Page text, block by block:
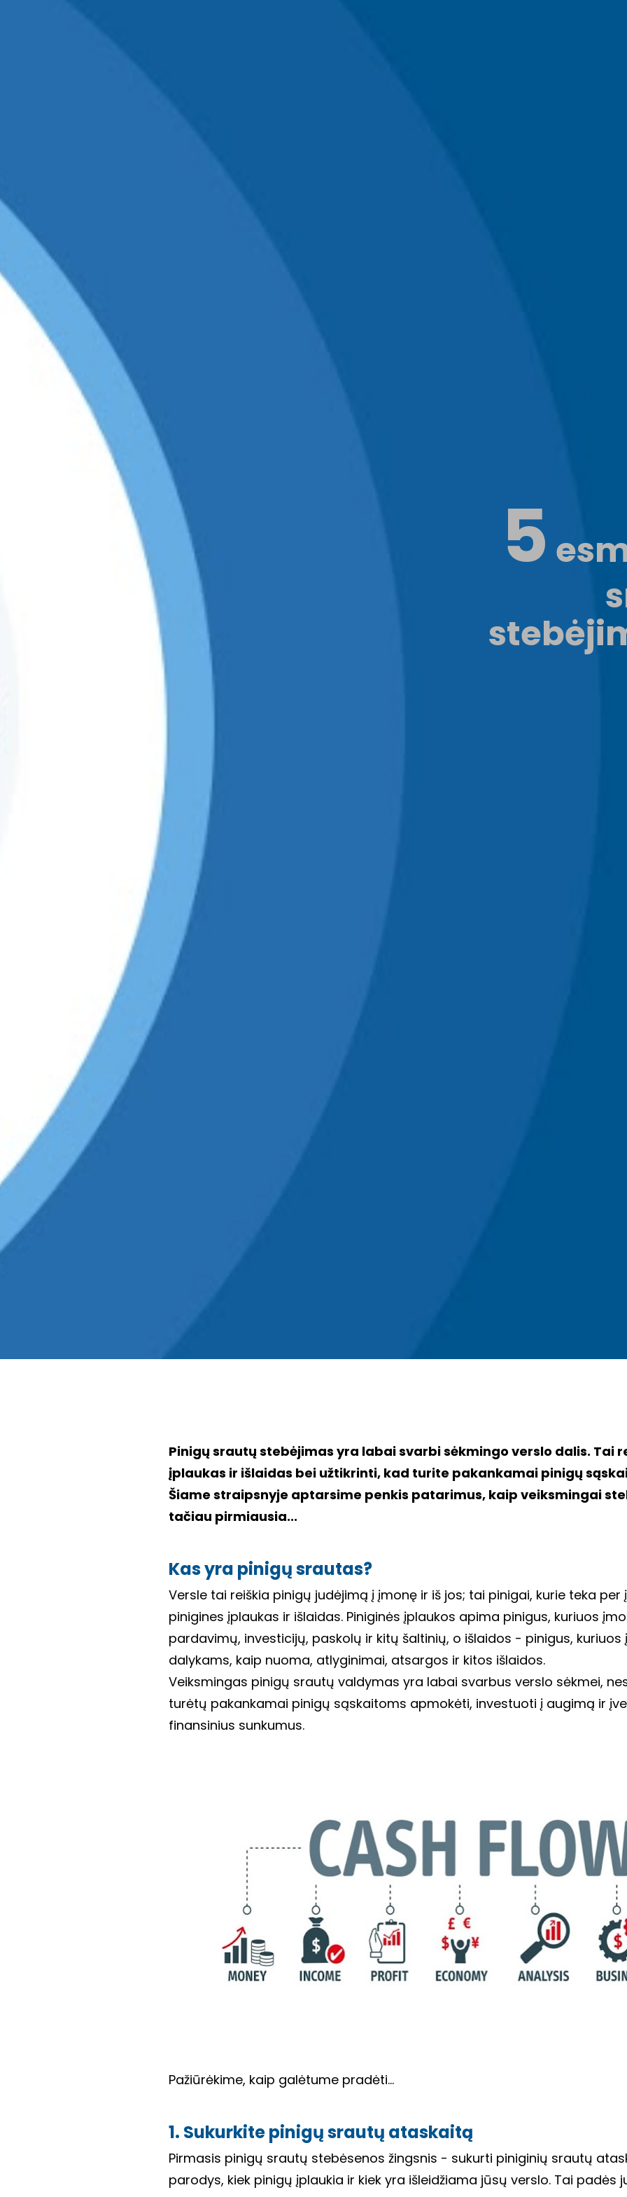
5
Pinigų srautų stebėjimas yra labai svarbi sėkmingo verslo dalis. Tai
įplaukas ir išlaidas bei užtikrinti, kad turite pakankamai pinigų
Šiame straipsnyje aptarsime penkis patarimus, kaip veiksmingai
tačiau pirmiausia...
Kas yra pinigų srautas?
Versle tai reiškia pinigų judėjimą į įmonę ir iš jos; tai pinigai, kurie teka
pinigines įplaukas ir išlaidas. Piniginės įplaukos apima pinigus, kuriuos
pardavimų, investicijų, paskolų ir kitų šaltinių, o išlaidos - pinigus, kuriuos
dalykams, kaip nuoma, atlyginimai, atsargos ir kitos išlaidos.
Veiksmingas pinigų srautų valdymas yra labai svarbus verslo sėkmei,
turėtų pakankamai pinigų sąskaitoms apmokėti, investuoti į augimą ir
finansinius sunkumus.
Pažiūrėkime, kaip galėtume pradėti...
1. Sukurkite pinigų srautų ataskaitą
Pirmasis pinigų srautų stebėsenos žingsnis - sukurti piniginių srautų
parodys, kiek pinigų įplaukia ir kiek yra išleidžiama jūsų verslo. Tai padės